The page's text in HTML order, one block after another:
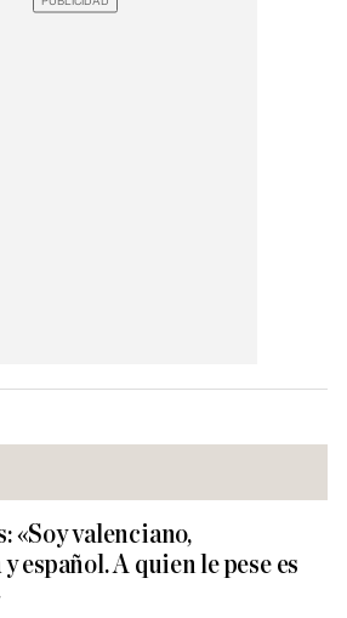
«Soy valenciano,
español. A quien le pese es